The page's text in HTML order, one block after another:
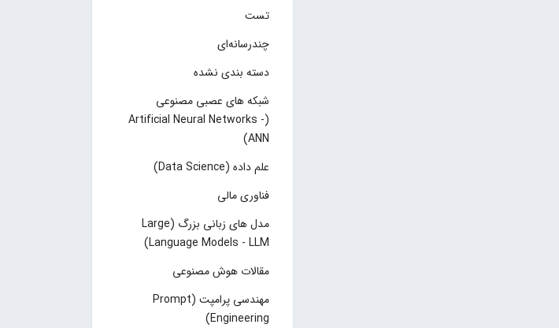
تست
چند‌‌رسانه‌ای
دسته بندی نشده
شبکه های عصبی مصنوعی
(Artificial Neural Networks -
ANN)
علم داده (Data Science)
فناوری مالی
مدل های زبانی بزرگ (Large
Language Models - LLM)
مقالات هوش مصنوعی
مهندسی پرامپت (Prompt
Engineering)